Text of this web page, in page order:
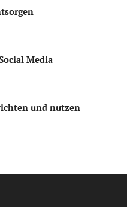
Media
und nutzen